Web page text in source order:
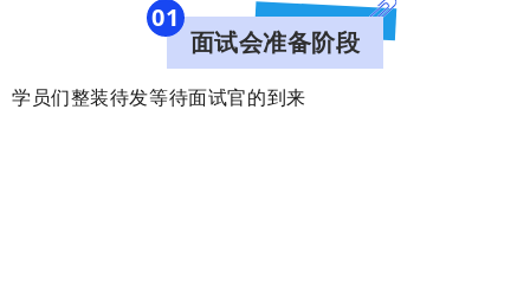
01
面试会准备阶段
学员们整装待发等待面试官的到来